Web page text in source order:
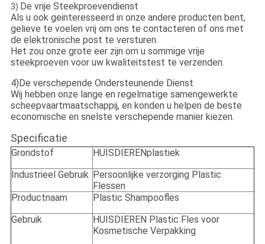
3) De vrije Steekproevendienst
Als u ook geinteresseerd in onze andere producten bent,
gelieve te voelen vrij om ons te contacteren of ons met
de elektronische post te versturen.
Het zou onze grote eer zijn om u sommige vrije
steekproeven voor uw kwaliteitstest te verzenden.
4)De verschepende Ondersteunende Dienst
Wij hebben onze lange en regelmatige samengewerkte
scheepvaartmaatschappij, en konden u helpen de beste
economische en snelste verschepende manier kiezen.
Specificatie
Grondstof
HUISDIERENplastiek
Industrieel Gebruik Persoonlijke verzorging Plastic
Flessen
Productnaam
Plastic Shampoofles
Gebruik
HUISDIEREN Plastic Fles voor
Kosmetische Verpakking